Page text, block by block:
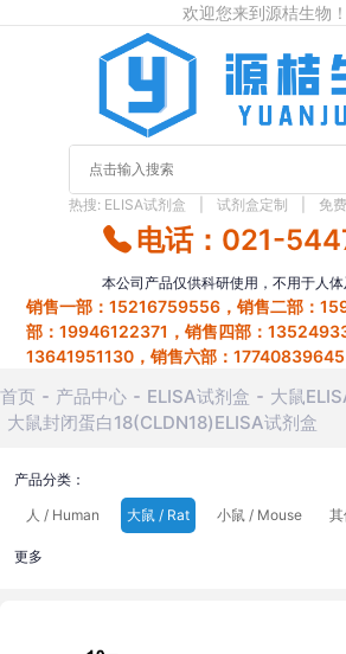
欢迎您来到源桔生物！
热搜: ELISA试剂盒 试剂盒定制 免
电话：021-
本公司产品仅供科研使用，不用于人体
销售一部：15216759556，销售二部：
部：19946122371，销售四部：
13641951130，销售六部：17740839645
首页 产品中心 ELISA试剂盒
大鼠
大鼠封闭蛋白18(CLDN18)ELISA试剂盒
产品分类：
人 / Human
大鼠 / Rat 小鼠 / Mouse
更多